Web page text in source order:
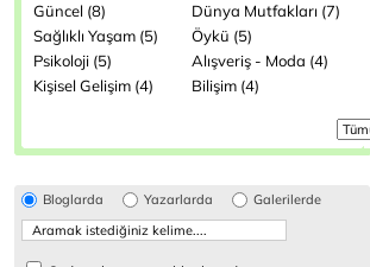
Güncel (8)
Dünya Mutfakları (7)
Sağlıklı Yaşam (5)
Öykü (5)
Psikoloji (5)
Alışveriş - Moda (4)
Kişisel Gelişim (4)
Bilişim (4)
Bloglarda Yazarlarda Galerilerde